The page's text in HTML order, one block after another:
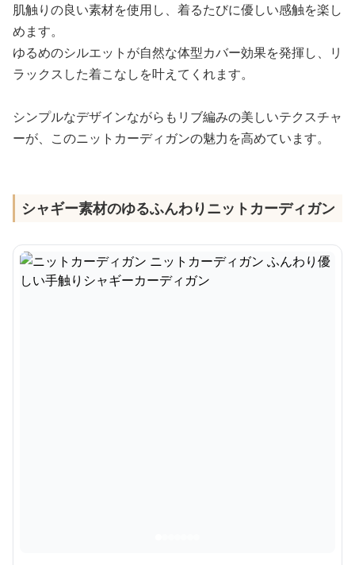
肌触りの良い素材を使用し、着るたびに優しい感触を楽し
めます。
ゆるめのシルエットが自然な体型カバー効果を発揮し、リ
ラックスした着こなしを叶えてくれます。
シンプルなデザインながらもリブ編みの美しいテクスチャ
ーが、このニットカーディガンの魅力を高めています。
シャギー素材のゆるふんわりニットカーディガン